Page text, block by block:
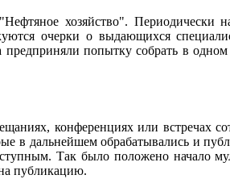
хозяйство". Периодически
очерки о выдающихся
предприняли попытку собрать в
конференциях или встречах
в дальнейшем обрабатывались и
Так было положено начало
публикацию.